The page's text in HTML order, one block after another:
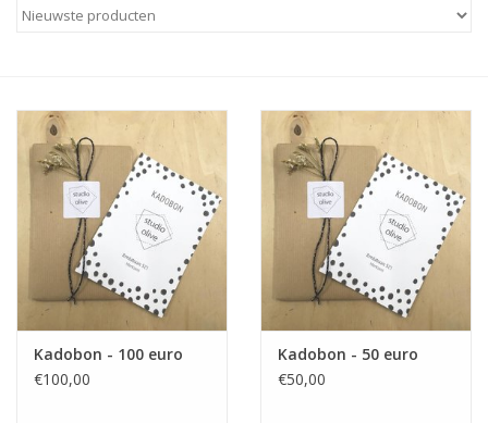
Workshops
Studio Olive inspireert....
Kadobon - 100 euro
€100,00
Kadobon - 50 euro
€50,00